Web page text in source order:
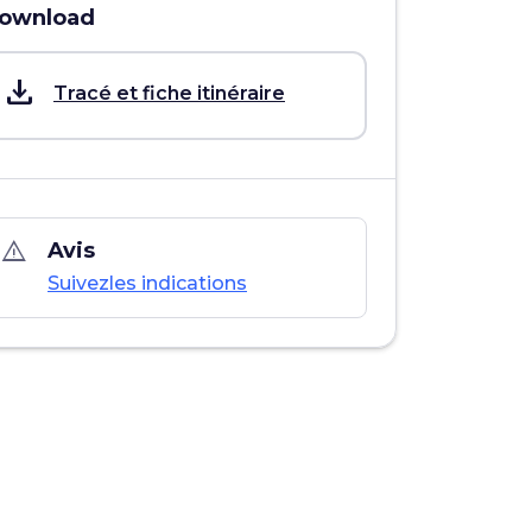
save_alt Tracé et fiche itinéraire
warning_amber Avis
Suivezles indications